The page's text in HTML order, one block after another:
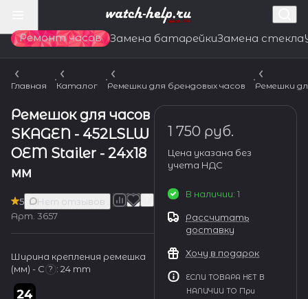
Ремонт часов Замена батарейкиЗамена стекла
Главная Каталог Ремешки для брендовых часов Ремешки
Ремешок для часов
SKAGEN - 452LSLW
OEM Stailer - 24x18
мм
5
Нет отзывов
Арт. 3657
Ширина крепления ремешка
(мм) - С ? : 24 mm
1 750 руб.
Цена указана без
учета НДС
В наличии: 1
Рассчитать
доставку
Хочу в подарок
ЕСЛИ ТОВАРА НЕТ В
НАЛИЧИИ ТО При